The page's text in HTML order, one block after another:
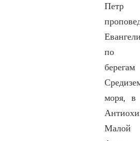
Петр
по
берегам
моря, в
Малой